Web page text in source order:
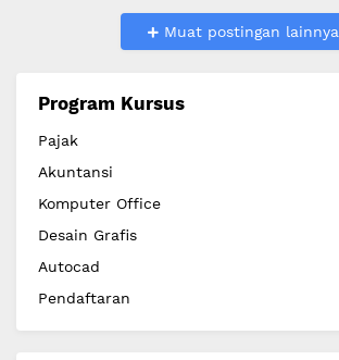
Muat postingan lainnya
Program Kursus
Pajak
Akuntansi
Komputer Office
Desain Grafis
Autocad
Pendaftaran